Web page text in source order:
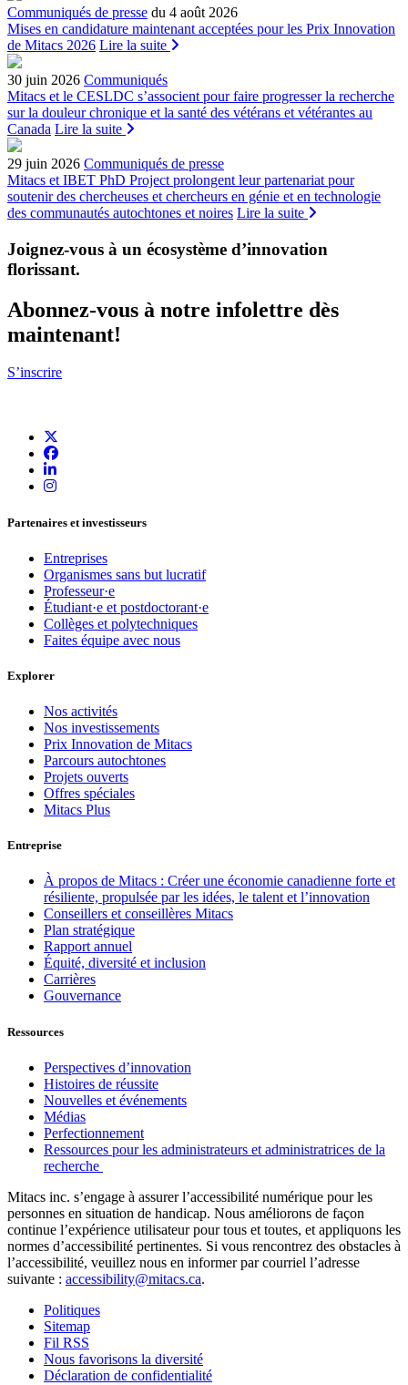
Communiqués de presse du 4 août 2026
Mises en candidature maintenant acceptées pour les Prix Innovation
de Mitacs 2026 Lire la suite
30 juin 2026 Communiqués
Mitacs et le CESLDC s’associent pour faire progresser la recherche
sur la douleur chronique et la santé des vétérans et vétérantes au
Canada Lire la suite
29 juin 2026 Communiqués de presse
Mitacs et IBET PhD Project prolongent leur partenariat pour
soutenir des chercheuses et chercheurs en génie et en technologie
des communautés autochtones et noires Lire la suite
Joignez-vous à un écosystème d’innovation
florissant.
Abonnez-vous à notre infolettre dès
maintenant!
S’inscrire
Partenaires et investisseurs
Entreprises
Organismes sans but lucratif
Professeur·e
Étudiant·e et postdoctorant·e
Collèges et polytechniques
Faites équipe avec nous
Explorer
Nos activités
Nos investissements
Prix Innovation de Mitacs
Parcours autochtones
Projets ouverts
Offres spéciales
Mitacs Plus
Entreprise
À propos de Mitacs : Créer une économie canadienne forte et
résiliente, propulsée par les idées, le talent et l’innovation
Conseillers et conseillères Mitacs
Plan stratégique
Rapport annuel
Équité, diversité et inclusion
Carrières
Gouvernance
Ressources
Perspectives d’innovation
Histoires de réussite
Nouvelles et événements
Médias
Perfectionnement
Ressources pour les administrateurs et administratrices de la
recherche
Mitacs inc. s’engage à assurer l’accessibilité numérique pour les
personnes en situation de handicap. Nous améliorons de façon
continue l’expérience utilisateur pour tous et toutes, et appliquons les
normes d’accessibilité pertinentes. Si vous rencontrez des obstacles à
l’accessibilité, veuillez nous en informer par courriel l’adresse
suivante : accessibility@mitacs.ca.
Politiques
Sitemap
Fil RSS
Nous favorisons la diversité
Déclaration de confidentialité